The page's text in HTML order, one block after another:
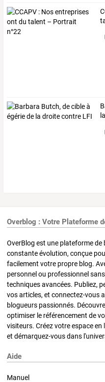
Overblog : Votre Plateforme
OverBlog est une plateforme de
constante évolution, conçue
facilement votre propre blog.
personnel ou professionnel
techniques avancées. Publiez,
vos articles, et connectez-vous
blogueurs passionnés.
optimiser le référencement de
visiteurs. Créez votre espace
et démarquez-vous dans
Aide
Manuel